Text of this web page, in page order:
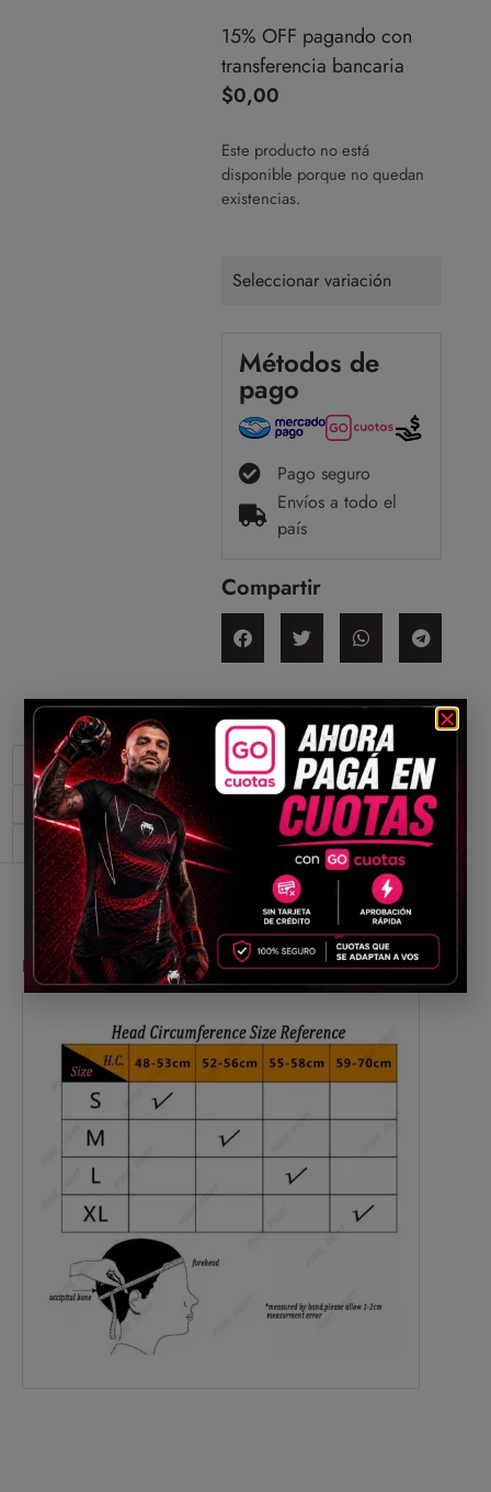
15% OFF pagando con
transferencia bancaria
$0,00
Este producto no está
disponible porque no quedan
existencias.
Seleccionar variación
Métodos de
pago
Pago seguro
Envíos a todo el
país
Compartir
Descripción
Información adicional
Valoraciones (0)
Descripción
Protección de Pómulos y Mentón.